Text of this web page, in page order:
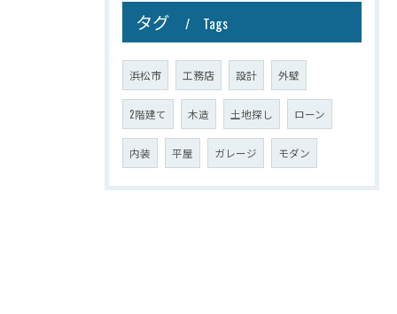
タグ Tags
浜松市 工務店 設計 外壁
2階建て 木造 土地探し ローン
内装 平屋 ガレージ モダン